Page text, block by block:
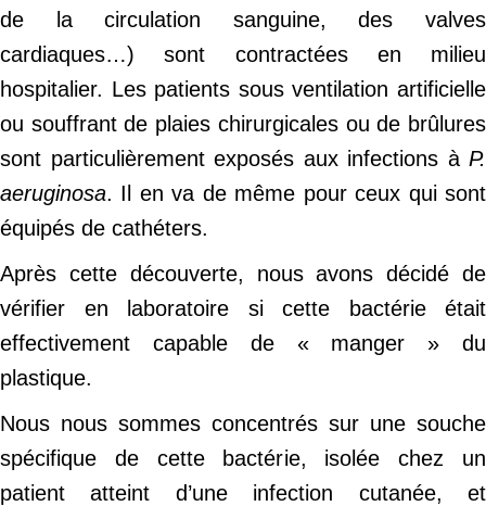
de la circulation sanguine, des valves
cardiaques…) sont contractées en milieu
hospitalier. Les patients sous ventilation artificielle
ou souffrant de plaies chirurgicales ou de brûlures
sont particulièrement exposés aux infections à P.
aeruginosa. Il en va de même pour ceux qui sont
équipés de cathéters.
Après cette découverte, nous avons décidé de
vérifier en laboratoire si cette bactérie était
effectivement capable de « manger » du
plastique.
Nous nous sommes concentrés sur une souche
spécifique de cette bactérie, isolée chez un
patient atteint d’une infection cutanée, et